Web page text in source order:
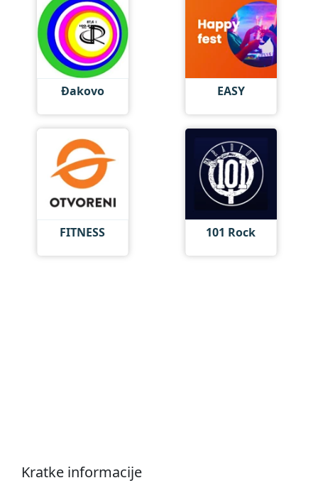
Đakovo EASY
FITNESS 101 Rock
Kratke informacije